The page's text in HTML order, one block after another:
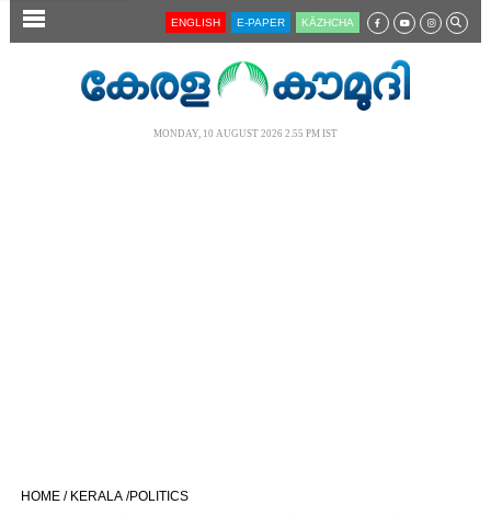
SECTIONS ENGLISH E-PAPER KĀZHCHA
MONDAY, 10 AUGUST 2026 2.55 PM IST
HOME / KERALA /POLITICS